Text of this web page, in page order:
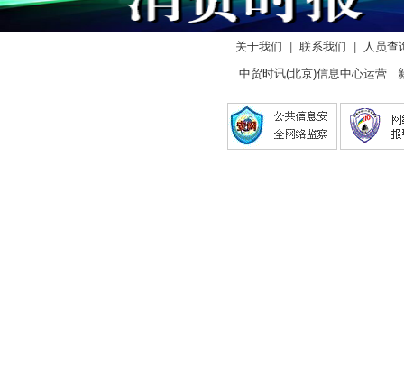
关于我们 联系我们
人员查
中贸时讯(北京)信息中心运营